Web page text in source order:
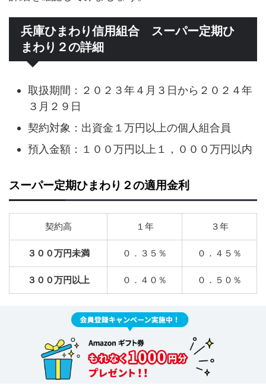
兵庫ひまわり信用組合 スーパー定期ひ
まわり２の詳細
取扱期間：２０２３年４月３日から２０２４年
３月２９日
契約対象：出資金１万円以上の個人組合員
預入金額：１００万円以上１，０００万円以内
スーパー定期ひまわり２の適用金利
契約高 １年 ３年
３００万円未満 ０．３５％ ０．４５％
３００万円以上 ０．４０％ ０．５０％